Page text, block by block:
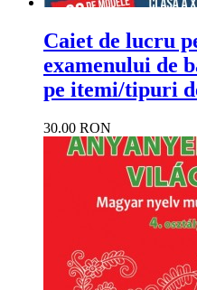
Caiet de lucru
examenului de
pe itemi/tipuri
30.00 RON